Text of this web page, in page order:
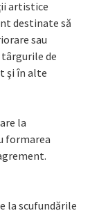
artistice
destinate să
sau
de
şi în alte
la
formarea
la scufundările